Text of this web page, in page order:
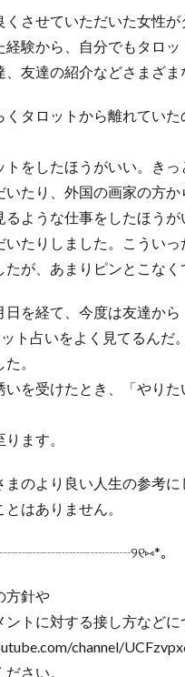
させていただいた女性
経験から、自分でもタロ
、友達の紹介などさまざ
タロットから離れてい
トをしたほうがいい。き
たり、外国の画家の方か
るような仕事をしたほうが
たりしました。こうい
たが、あまりピンとこな
を経て、今度は友達から
ット占いをよく見てるんだ
。
を受けたとき、「やり
ます。
のより良い人生の参考に
はありません。
｡
方針や
トに対する接し方などに
channel/
さい。